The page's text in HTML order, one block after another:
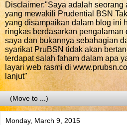
Disclaimer:"Saya adalah seorang
yang mewakili Prudential BSN
yang disampaikan dalam blog ini
ringkas berdasarkan pengalaman
saya dan bukannya sebahagian
syarikat PruBSN tidak akan
terdapat salah faham dalam apa
layari web rasmi di
lanjut"
Monday, March 9, 2015